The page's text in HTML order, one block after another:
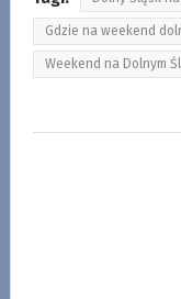
Gdzie na weekend
Weekend na Dolnym